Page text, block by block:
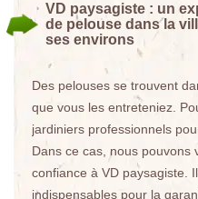
VD paysagiste : un
de pelouse dans la
ses environs
Des pelouses se trouvent
que vous les entreteniez.
jardiniers professionnels
Dans ce cas, nous pouvons
confiance à VD paysagiste.
indispensables pour la